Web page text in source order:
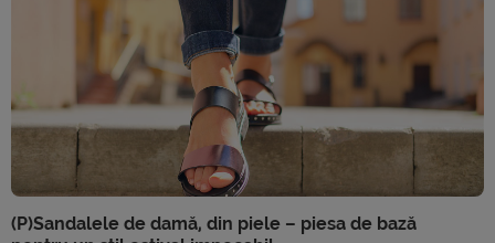
(P)Sandalele de damă, din piele – piesa de bază